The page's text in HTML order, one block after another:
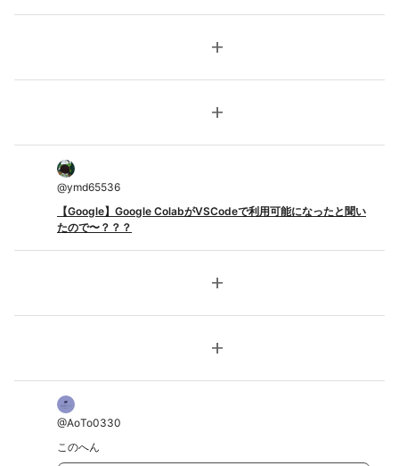
add
add
@ymd65536
【Google】Google ColabがVSCodeで利用可能になったと聞い
たので〜？？？
add
add
@AoTo0330
このへん